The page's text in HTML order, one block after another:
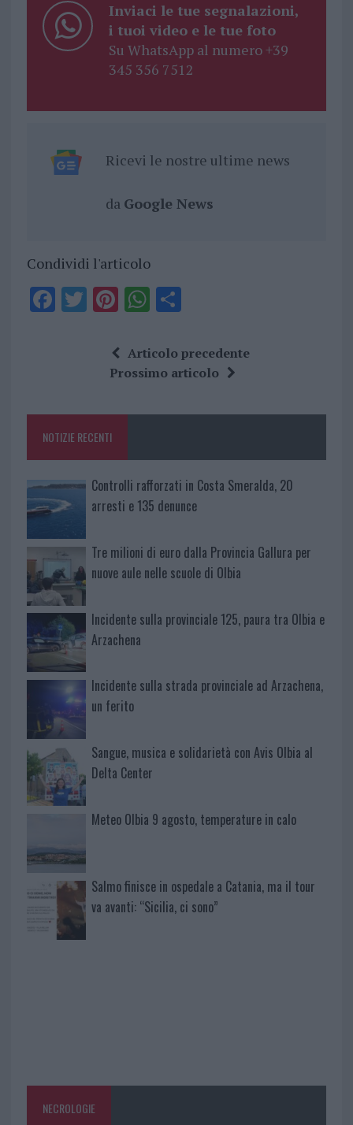
Inviaci le tue segnalazioni,
i tuoi video e le tue foto
Su WhatsApp al numero +39
345 356 7512
Ricevi le nostre ultime news
da Google News
Condividi l'articolo
F
o
k
T Pi
te
re
W
at
s
p
S
a
re
Articolo precedente
Prossimo articolo
NOTIZIE RECENTI
Controlli rafforzati in Costa Smeralda, 20
arresti e 135 denunce
Tre milioni di euro dalla Provincia Gallura per
nuove aule nelle scuole di Olbia
Incidente sulla provinciale 125, paura tra Olbia e
Arzachena
Incidente sulla strada provinciale ad Arzachena,
un ferito
Sangue, musica e solidarietà con Avis Olbia al
Delta Center
Meteo Olbia 9 agosto, temperature in calo
Salmo finisce in ospedale a Catania, ma il tour
va avanti: “Sicilia, ci sono”
NECROLOGIE